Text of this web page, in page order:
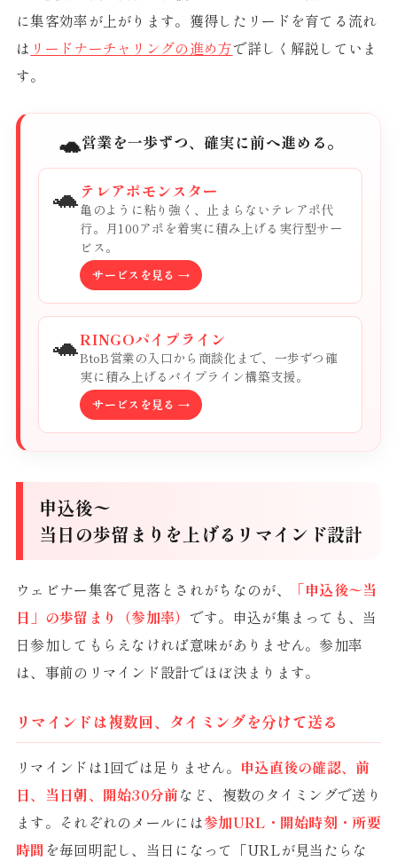
に集客効率が上がります。獲得したリードを育てる流れ
は リードナーチャリングの進め方で詳しく解説していま
す。
🐢営業を一歩ずつ、確実に前へ進める。
🐢 テレアポモンスター
亀のように粘り強く、止まらないテレアポ代
行。月100アポを着実に積み上げる実行型サー
ビス。
サービスを見る →
🐢RINGOパイプライン
BtoB営業の入口から商談化まで、一歩ずつ確
実に積み上げるパイプライン構築支援。
サービスを見る →
申込後〜
当日の歩留まりを上げるリマインド設計
ウェビナー集客で見落とされがちなのが、
「申込後〜当
日」の歩留まり（参加率） です。申込が集まっても、当
日参加してもらえなければ意味がありません。参加率
は、事前のリマインド設計でほぼ決まります。
リマインドは複数回、タイミングを分けて送る
リマインドは1回では足りません。 申込直後の確認、前
日、当日朝、開始30分前など、複数のタイミングで送り
ます。それぞれのメールには参加URL・開始時刻・所要
時間を毎回明記し、当日になって「URLが見当たらな